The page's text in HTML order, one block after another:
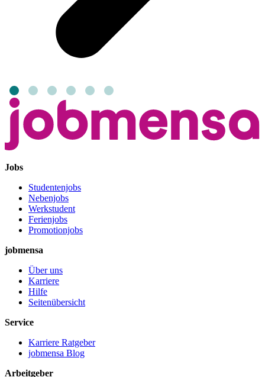
Jobs
Studentenjobs
Nebenjobs
Werkstudent
Ferienjobs
Promotionjobs
jobmensa
Über uns
Karriere
Hilfe
Seitenübersicht
Service
Karriere Ratgeber
jobmensa Blog
Arbeitgeber